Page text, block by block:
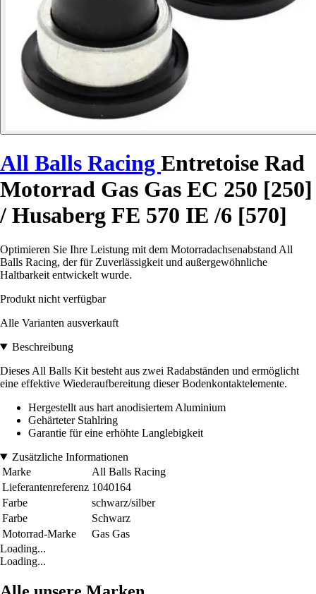
All Balls Racing Entretoise Rad
Motorrad Gas Gas EC 250 [250]
/ Husaberg FE 570 IE /6 [570]
Optimieren Sie Ihre Leistung mit dem Motorradachsenabstand All
Balls Racing, der für Zuverlässigkeit und außergewöhnliche
Haltbarkeit entwickelt wurde.
Produkt nicht verfügbar
Alle Varianten ausverkauft
Beschreibung
Dieses All Balls Kit besteht aus zwei Radabständen und ermöglicht
eine effektive Wiederaufbereitung dieser Bodenkontaktelemente.
Hergestellt aus hart anodisiertem Aluminium
Gehärteter Stahlring
Garantie für eine erhöhte Langlebigkeit
Zusätzliche Informationen
Marke
All Balls Racing
Lieferantenreferenz 1040164
Farbe
schwarz/silber
Farbe
Schwarz
Motorrad-Marke
Gas Gas
Loading...
Loading...